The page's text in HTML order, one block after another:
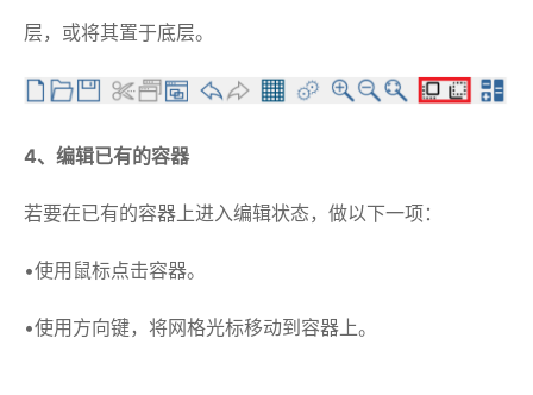
层，或将其置于底层。
4、编辑已有的容器
若要在已有的容器上进入编辑状态，做以下一项：
•使用鼠标点击容器。
•使用方向键，将网格光标移动到容器上。